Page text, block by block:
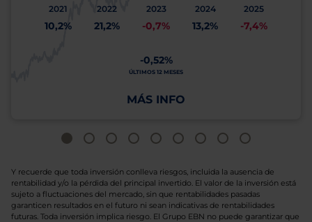
2021
10,2%
2022
21,2%
2023
-0,7%
2024
13,2%
2025
-7,4%
-0,52%
ÚLTIMOS 12 MESES
MÁS INFO
Y recuerde que toda inversión conlleva riesgos, incluida la ausencia de
rentabilidad y/o la pérdida del principal invertido. El valor de la inversión está
sujeto a fluctuaciones del mercado, sin que rentabilidades pasadas
garanticen resultados en el futuro ni sean indicativas de rentabilidades
futuras. Toda inversión implica riesgo. El Grupo EBN no puede garantizar que